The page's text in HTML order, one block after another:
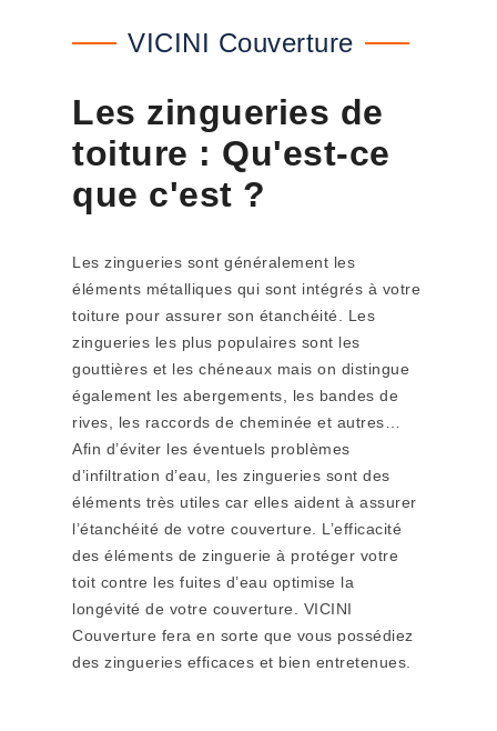
VICINI Couverture
Les zingueries de
toiture : Qu'est-ce
que c'est ?
Les zingueries sont généralement les
éléments métalliques qui sont intégrés à votre
toiture pour assurer son étanchéité. Les
zingueries les plus populaires sont les
gouttières et les chéneaux mais on distingue
également les abergements, les bandes de
rives, les raccords de cheminée et autres…
Afin d’éviter les éventuels problèmes
d’infiltration d’eau, les zingueries sont des
éléments très utiles car elles aident à assurer
l’étanchéité de votre couverture. L’efficacité
des éléments de zinguerie à protéger votre
toit contre les fuites d’eau optimise la
longévité de votre couverture. VICINI
Couverture fera en sorte que vous possédiez
des zingueries efficaces et bien entretenues.